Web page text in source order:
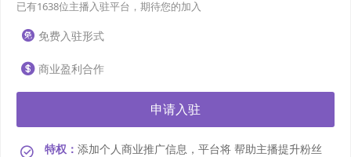
已有1638位主播入驻平台，期待您的加入
免费入驻形式
商业盈利合作
申请入驻
特权： 添加个人商业推广信息，平台将 帮助主播提升粉丝